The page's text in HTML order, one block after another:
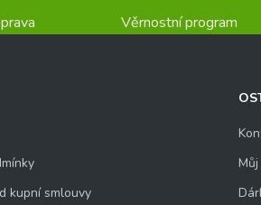
Věrnostní program
kupní smlouvy